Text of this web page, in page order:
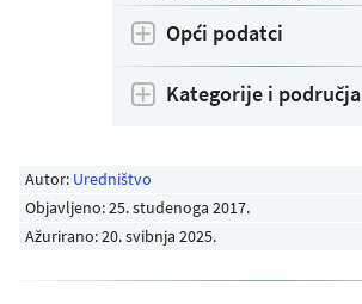
Autor: Uredništvo
Objavljeno:25. studenoga 2017.
Ažurirano: 20. svibnja 2025.
Opći podatci
Kategorije i područja